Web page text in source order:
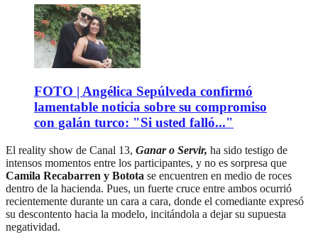
FOTO | Angélica Sepúlveda confirmó
lamentable noticia sobre su compromiso
con galán turco: "Si usted falló..."
El reality show de Canal 13, Ganar o Servir, ha sido testigo de
intensos momentos entre los participantes, y no es sorpresa que
Camila Recabarren y Botota se encuentren en medio de roces
dentro de la hacienda. Pues, un fuerte cruce entre ambos ocurrió
recientemente durante un cara a cara, donde el comediante expresó
su descontento hacia la modelo, incitándola a dejar su supuesta
negatividad.